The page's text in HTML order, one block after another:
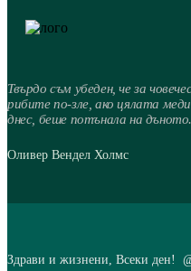
Твърдо съм убеден, че за
рибите по-зле, ако цялата
днес, беше потънала на дъното.
Оливер Вендел Холмс
Здрави и жизнени, Всеки ден!